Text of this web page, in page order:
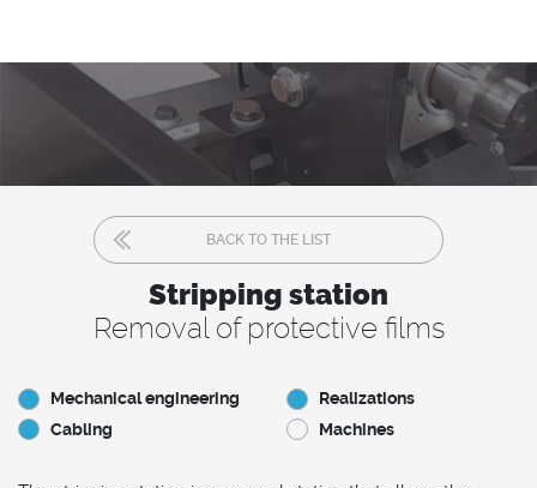
BACK TO THE LIST
Stripping station
Removal of protective films
Mechanical engineering
Realizations
Cabling
Machines